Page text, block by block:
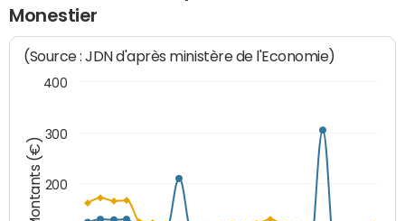
Monestier
Montants (€)
(Source : JDN d'après ministère de l'Economie)
200
300
400